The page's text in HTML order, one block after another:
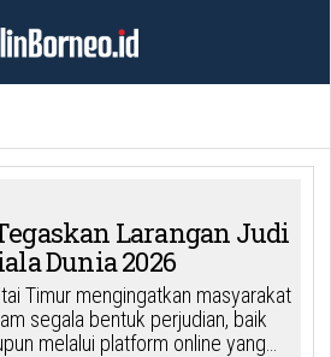
Larangan Judi
Dunia 2026
Timur mengingatkan masyarakat
segala bentuk perjudian, baik
melalui platform online yang…